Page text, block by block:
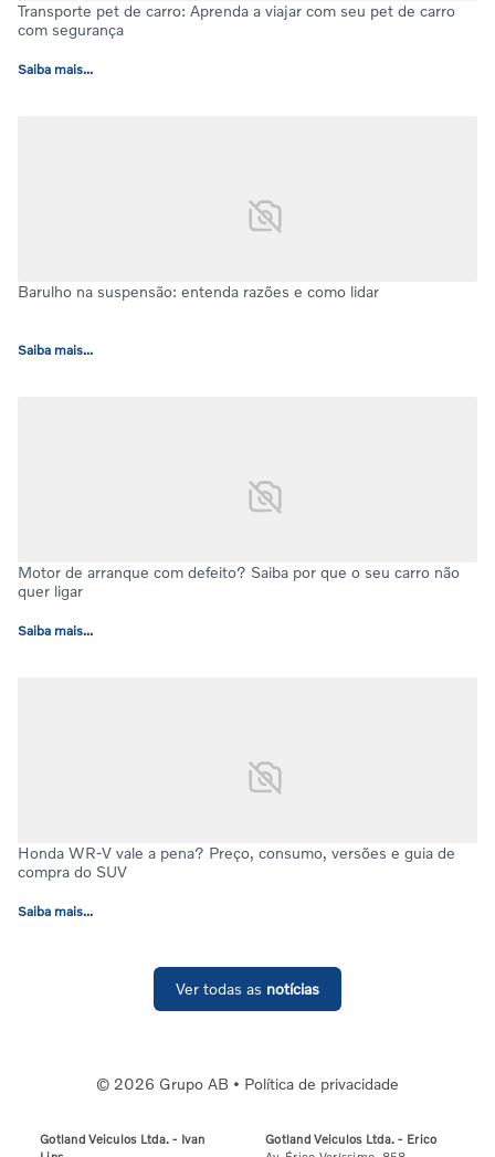
Transporte pet de carro: Aprenda a viajar com seu pet de carro
com segurança
Saiba mais...
Barulho na suspensão: entenda razões e como lidar
Saiba mais...
Motor de arranque com defeito? Saiba por que o seu carro não
quer ligar
Saiba mais...
Honda WR-V vale a pena? Preço, consumo, versões e guia de
compra do SUV
Saiba mais...
Ver todas as notícias
© 2026 Grupo AB • Política de privacidade
Gotland Veiculos Ltda. - Ivan
Gotland Veiculos Ltda. - Erico